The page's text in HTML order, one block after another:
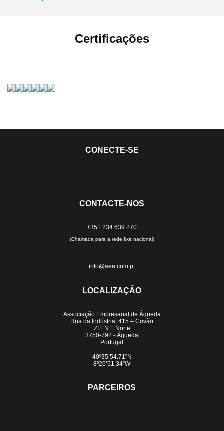
Certificações
CONECTE-SE
CONTACTE-NOS
+351 234 639 270
(Chamada para a rede fixa nacional)
info@aea.com.pt
LOCALIZAÇÃO
Associação Empresarial de Águeda
Rua da Indústria, 415 – Covão
ZI EN 1 Norte
3750-792 - Águeda
Portugal
40º35’54.71”N
8º26’51.34”W
PARCEIROS